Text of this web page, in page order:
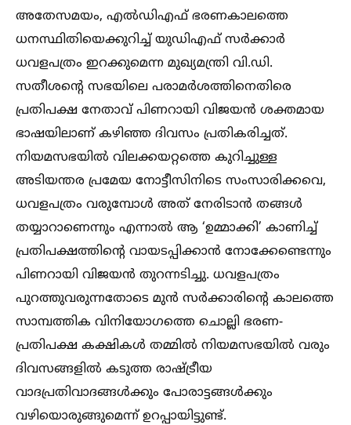
അതേസമയം, എല്‍ഡിഎഫ് ഭരണകാലത്തെ
ധനസ്ഥിതിയെക്കുറിച്ച്‌ യുഡിഎഫ് സർക്കാർ
ധവളപത്രം ഇറക്കുമെന്ന മുഖ്യമന്ത്രി വി.ഡി.
സതീശന്റെ സഭയിലെ പരാമർശത്തിനെതിരെ
പ്രതിപക്ഷ നേതാവ് പിണറായി വിജയൻ ശക്തമായ
ഭാഷയിലാണ് കഴിഞ്ഞ ദിവസം പ്രതികരിച്ചത്.
നിയമസഭയില്‍ വിലക്കയറ്റത്തെ കുറിച്ചുള്ള
അടിയന്തര പ്രമേയ നോട്ടീസിനിടെ സംസാരിക്കവെ,
ധവളപത്രം വരുമ്പോള്‍ അത് നേരിടാൻ തങ്ങള്‍
തയ്യാറാണെന്നും എന്നാല്‍ ആ ‘ഉമ്മാക്കി’ കാണിച്ച്‌
പ്രതിപക്ഷത്തിന്റെ വായടപ്പിക്കാൻ നോക്കേണ്ടെന്നും
പിണറായി വിജയൻ തുറന്നടിച്ചു. ധവളപത്രം
പുറത്തുവരുന്നതോടെ മുൻ സർക്കാരിന്റെ കാലത്തെ
സാമ്പത്തിക വിനിയോഗത്തെ ചൊല്ലി ഭരണ-
പ്രതിപക്ഷ കക്ഷികള്‍ തമ്മില്‍ നിയമസഭയില്‍ വരും
ദിവസങ്ങളില്‍ കടുത്ത രാഷ്ട്രീയ
വാദപ്രതിവാദങ്ങള്‍ക്കും പോരാട്ടങ്ങള്‍ക്കും
വഴിയൊരുങ്ങുമെന്ന് ഉറപ്പായിട്ടുണ്ട്.